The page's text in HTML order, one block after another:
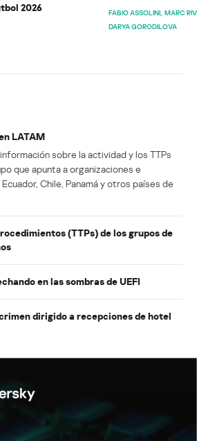
2026
FABIO ASSOLINI MARC
DARYA GORODILOVA
LATAM
sobre la actividad y los TTPs
que apunta a organizaciones e
Chile, Panamá y otros países de
(TTPs) de los grupos de
en las sombras de UEFI
dirigido a recepciones de hotel